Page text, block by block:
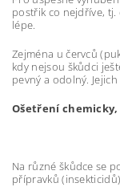
postřik co nejdříve,
lépe.
Zejména u červců
kdy nejsou škůdci
pevný a odolný.
Ošetření
Na různé škůdce se
přípravků